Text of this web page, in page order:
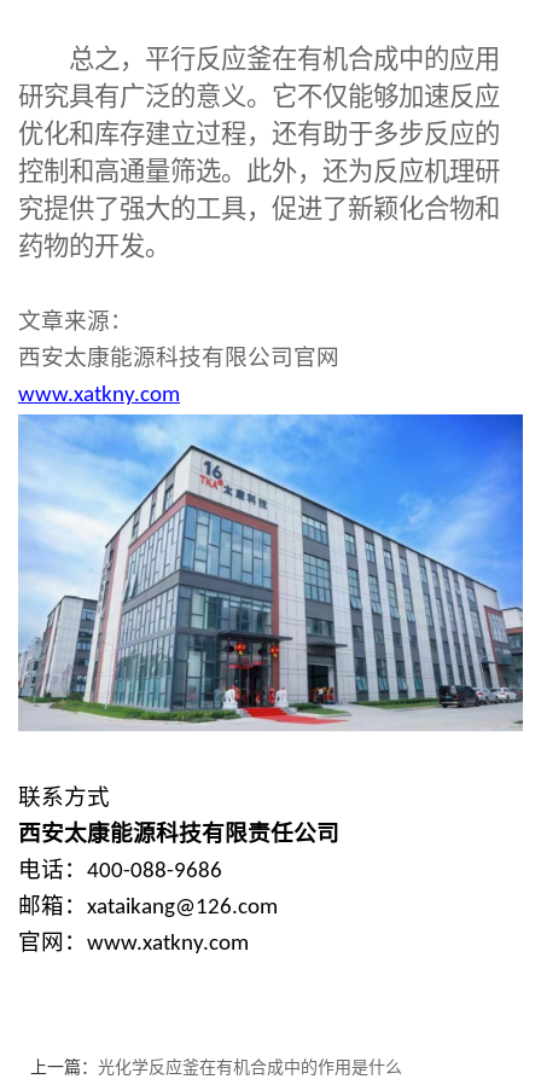
总之， 平行反应釜在有机合成中的应用
研究具有广泛的意义。它不仅能够加速反应
优化和库存建立过程，还有助于多步反应的
控制和高通量筛选。此外，还为反应机理研
究提供了强大的工具，促进了新颖化合物和
药物的开发。
文章来源：
西安太康能源科技有限公司官网
www.xatkny.com
联系方式
西安太康能源科技有限责任公司
电话： 400-088-9686
邮箱： xataikang@126.com
官网： www.xatkny.com
上一篇： 光化学反应釜在有机合成中的作用是什么